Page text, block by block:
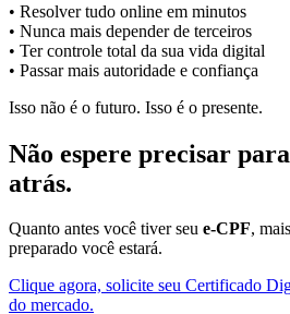
• Resolver tudo online em minutos
• Nunca mais depender de terceiros
• Ter controle total da sua vida digital
• Passar mais autoridade e confiança
Isso não é o futuro. Isso é o presente.
Não espere precisar
atrás.
Quanto antes você tiver seu e-CPF,
preparado você estará.
Clique agora, solicite seu Certificado
do mercado.